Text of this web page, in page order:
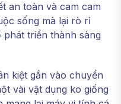
an toàn và cam cam
sống mà lại rò rỉ
triển thành sàng
kiệt gắn vào chuyển
vài vật dụng ko giống